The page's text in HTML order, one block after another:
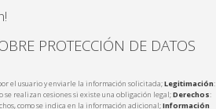
PROTECCIÓN DE DATOS
el usuario y enviarle la información solicitada;Legitimación:
se realizan cesiones si existe una obligación legal;Derechos:
como se indica en la información adicional;Información